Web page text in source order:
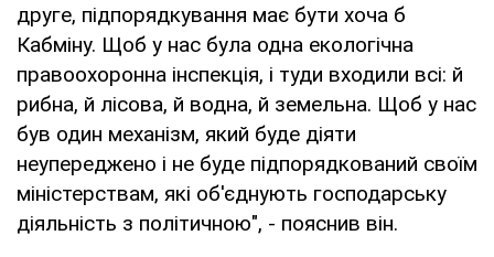
друге, підпорядкування має бути хоча б
Кабміну. Щоб у нас була одна екологічна
правоохоронна інспекція, і туди входили всі: й
рибна, й лісова, й водна, й земельна. Щоб у нас
був один механізм, який буде діяти
неупереджено і не буде підпорядкований своїм
міністерствам, які об'єднують господарську
діяльність з політичною", - пояснив він.